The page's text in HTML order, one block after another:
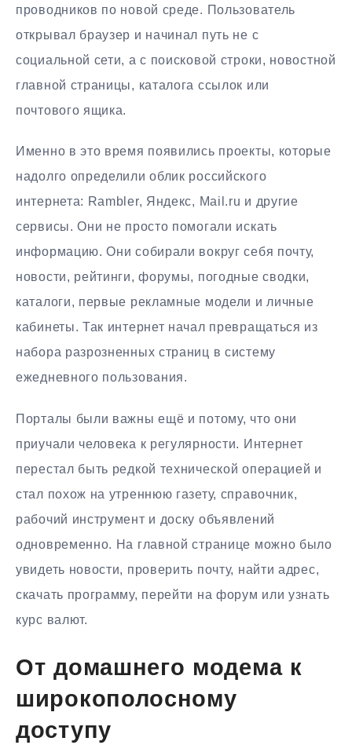
проводников по новой среде. Пользователь
открывал браузер и начинал путь не с
социальной сети, а с поисковой строки, новостной
главной страницы, каталога ссылок или
почтового ящика.
Именно в это время появились проекты, которые
надолго определили облик российского
интернета: Rambler, Яндекс, Mail.ru и другие
сервисы. Они не просто помогали искать
информацию. Они собирали вокруг себя почту,
новости, рейтинги, форумы, погодные сводки,
каталоги, первые рекламные модели и личные
кабинеты. Так интернет начал превращаться из
набора разрозненных страниц в систему
ежедневного пользования.
Порталы были важны ещё и потому, что они
приучали человека к регулярности. Интернет
перестал быть редкой технической операцией и
стал похож на утреннюю газету, справочник,
рабочий инструмент и доску объявлений
одновременно. На главной странице можно было
увидеть новости, проверить почту, найти адрес,
скачать программу, перейти на форум или узнать
курс валют.
От домашнего модема к
широкополосному
доступу